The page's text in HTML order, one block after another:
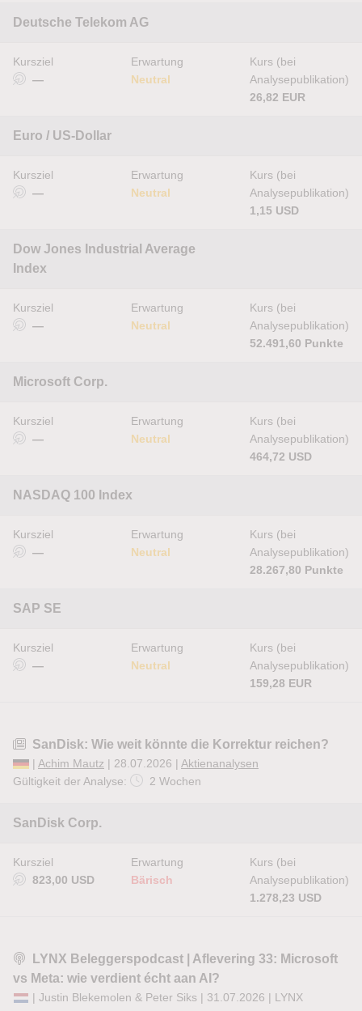
Deutsche Telekom AG
Kursziel
—
Erwartung
Neutral
Kurs (bei
Analysepublikation)
26,82 EUR
Euro / US-Dollar
Kursziel
—
Erwartung
Neutral
Kurs (bei
Analysepublikation)
1,15 USD
Dow Jones Industrial Average
Index
Kursziel
—
Erwartung
Neutral
Kurs (bei
Analysepublikation)
52.491,60 Punkte
Microsoft Corp.
Kursziel
—
Erwartung
Neutral
Kurs (bei
Analysepublikation)
464,72 USD
NASDAQ 100 Index
Kursziel
—
Erwartung
Neutral
Kurs (bei
Analysepublikation)
28.267,80 Punkte
SAP SE
Kursziel
—
Erwartung
Neutral
Kurs (bei
Analysepublikation)
159,28 EUR
SanDisk: Wie weit könnte die Korrektur reichen?
| Achim Mautz | 28.07.2026 | Aktienanalysen
Gültigkeit der Analyse:
2 Wochen
SanDisk Corp.
Kursziel
823,00 USD
Erwartung
Bärisch
Kurs (bei
Analysepublikation)
1.278,23 USD
LYNX Beleggerspodcast | Aflevering 33: Microsoft
vs Meta: wie verdient écht aan AI?
| Justin Blekemolen & Peter Siks | 31.07.2026 | LYNX